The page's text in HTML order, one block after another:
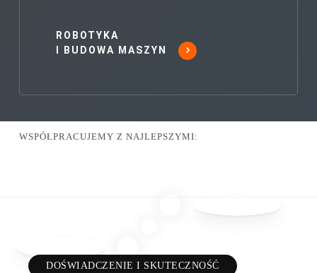
ROBOTYKA
I BUDOWA MASZYN
WSPÓŁPRACUJEMY Z NAJLEPSZYMI:
DOŚWIADCZENIE I SKUTECZNOŚĆ